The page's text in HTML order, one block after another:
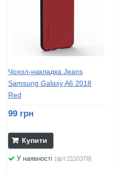
Чохол-накладка Jeans
Samsung Galaxy A6 2018
Red
99 грн
Купити
У наявності (арт:2110378)